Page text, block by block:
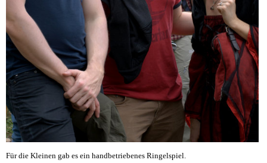
Für die Kleinen gab es ein handbetriebenes Ringelspiel.